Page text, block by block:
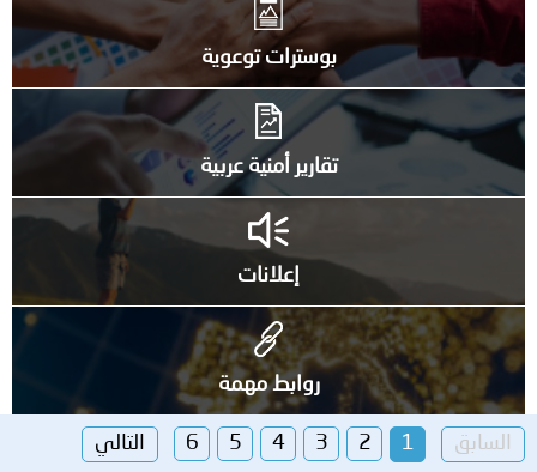
بوسترات توعوية
تقارير أمنية عربية
إعلانات
روابط مهمة
السابق 1
2
3
4
5
6 التالي